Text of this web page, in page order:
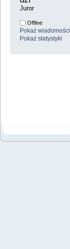
Juror
Offline
Pokaż wiadomości
Pokaż statystyki